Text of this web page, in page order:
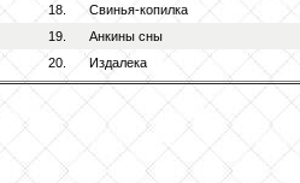
18.
Свинья-копилка
19.
Анкины сны
20.
Издалека